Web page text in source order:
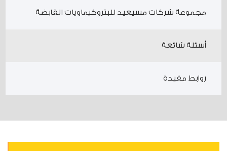
مجموعة شركات مسيعيد للبتروكيماويات القابضة
أسئلة شائعة
روابط مفيدة